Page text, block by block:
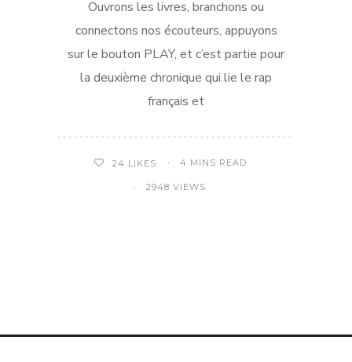
Ouvrons les livres, branchons ou
connectons nos écouteurs, appuyons
sur le bouton PLAY, et c’est partie pour
la deuxième chronique qui lie le rap
français et
24 LIKES 4 MINS READ
2948 VIEWS